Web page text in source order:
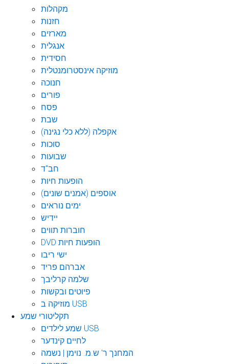
מקהלות
חזנות
מארזים
אנגלית
חסידית
מוזיקה אינסטרומנטלית
חנוכה
פורים
פסח
שבת
אקפלה (ללא כלי נגינה)
סוכות
שבועות
חב"ד
הופעות חיות
אוספים (אמנים שונים)
ימים נוראים
יידיש
חוברות תווים
DVD הופעות חיות
ישי ריבו
אברהם פריד
שלמה קרליבך
פיוטים ובקשות
מוזיקה ב USB
תקליטורי שמע
שמע לילדים USB
לחיים קינדער
המחנך ר' ש.מ. נוימן | נשמה